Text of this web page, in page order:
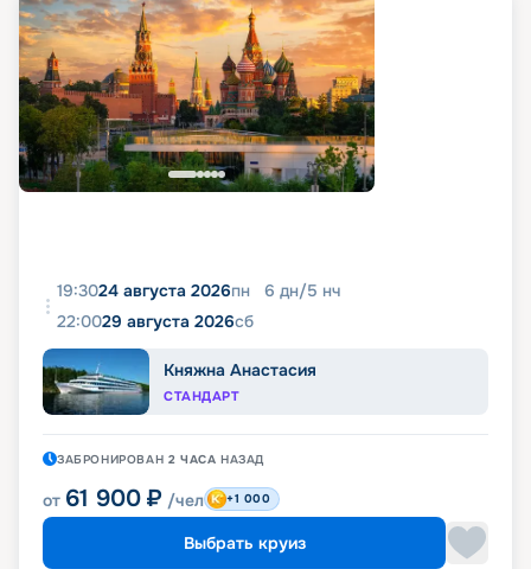
19:3024 августа 2026пн 6 дн/5 нч
22:0029 августа 2026сб
Княжна Анастасия
СТАНДАРТ
ЗАБРОНИРОВАН 2 ЧАСА НАЗАД
от 61 900 ₽ /чел +1 000
Выбрать круиз